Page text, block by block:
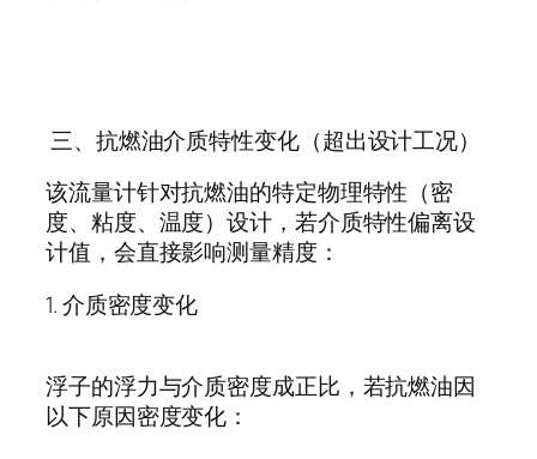
三、抗燃油介质特性变化（超出设计工况）
该流量计针对抗燃油的特定物理特性（密
度、粘度、温度）设计，若介质特性偏离设
计值，会直接影响测量精度：
1.介质密度变化
浮子的浮力与介质密度成正比，若抗燃油因
以下原因密度变化：